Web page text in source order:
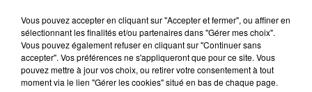
Le Duel - Gagnez votre balade
en jet ski !
Vous pouvez accepter en cliquant sur "Accepter et fermer", ou affiner en
sélectionnant les finalités et/ou partenaires dans "Gérer mes choix".
Vous pouvez également refuser en cliquant sur "Continuer sans
accepter". Vos préférences ne s'appliqueront que pour ce site. Vous
pouvez mettre à jour vos choix, ou retirer votre consentement à tout
moment via le lien "Gérer les cookies" situé en bas de chaque page.